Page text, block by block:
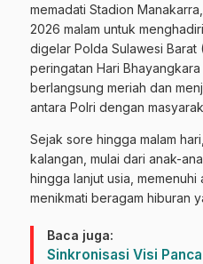
memadati Stadion
2026 malam untuk
digelar Polda Sulawesi
peringatan Hari
berlangsung meriah dan
antara Polri dengan
Sejak sore hingga malam
kalangan, mulai dari anak-
hingga lanjut usia, memenuhi
menikmati beragam hiburan
Baca juga:
Sinkronisasi Visi